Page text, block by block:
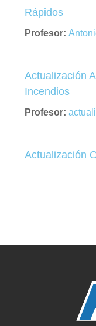
Rápidos
Profesor:
Actualización
Incendios
Profesor:
Actualización